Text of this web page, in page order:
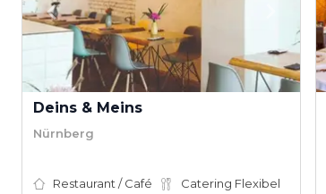
Deins & Meins
Nürnberg
Restaurant / Café
Catering Flexibel